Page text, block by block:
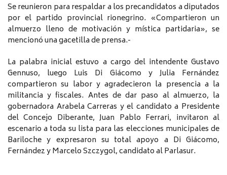
Se reunieron para respaldar a los precandidatos a diputados
por el partido provincial rionegrino. «Compartieron un
almuerzo lleno de motivación y mística partidaria», se
mencionó una gacetilla de prensa.-
La palabra inicial estuvo a cargo del intendente Gustavo
Gennuso, luego Luis Di Giácomo y Julia Fernández
compartieron su labor y agradecieron la presencia a la
militancia y fiscales. Antes de dar paso al almuerzo, la
gobernadora Arabela Carreras y el candidato a Presidente
del Concejo Diberante, Juan Pablo Ferrari, invitaron al
escenario a toda su lista para las elecciones municipales de
Bariloche y expresaron su total apoyo a Di Giácomo,
Fernández y Marcelo Szczygol, candidato al Parlasur.